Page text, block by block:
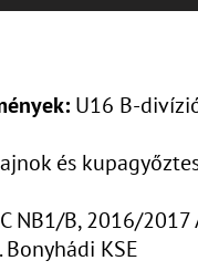
U16 B-
és
NB1/B, 2016/2017
KSE